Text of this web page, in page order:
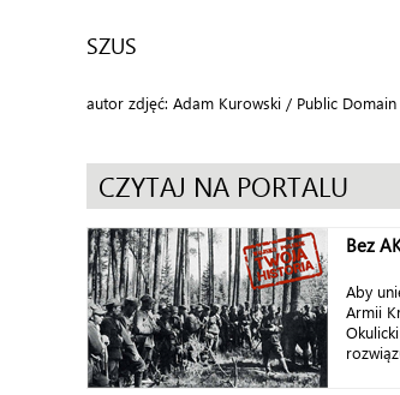
SZUS
autor zdjęć: Adam Kurowski / Public Domain
CZYTAJ NA PORTALU
Bez
Aby
Armii